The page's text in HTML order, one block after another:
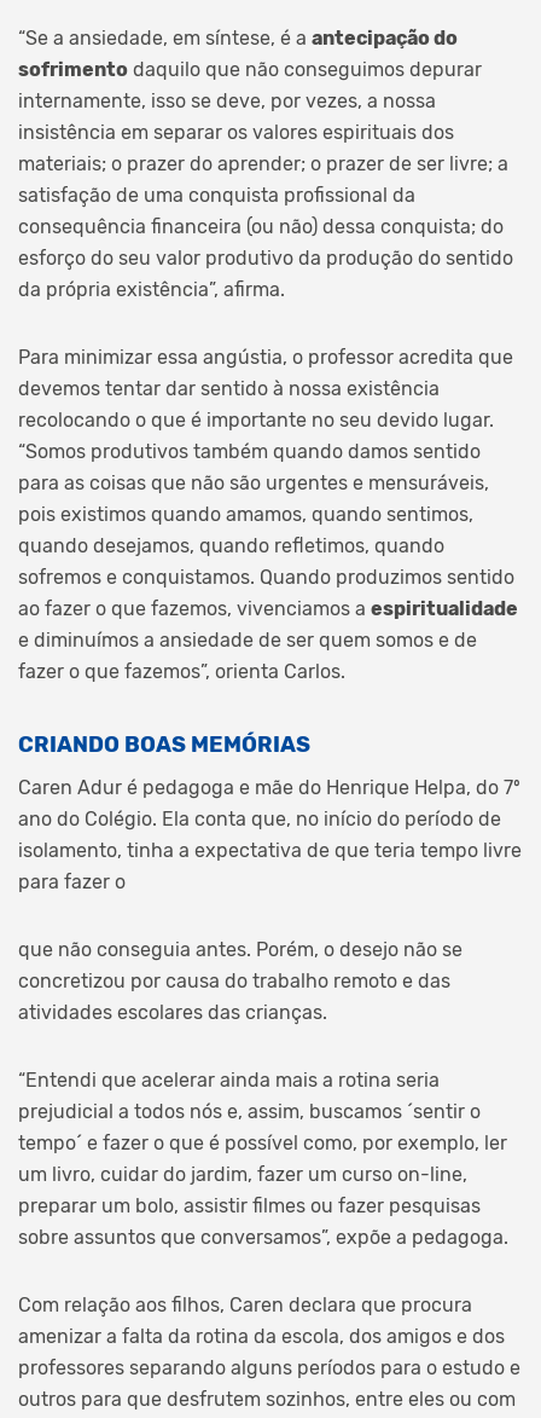
“Se a ansiedade, em síntese, é a antecipação do
sofrimento daquilo que não conseguimos depurar
internamente, isso se deve, por vezes, a nossa
insistência em separar os valores espirituais dos
materiais; o prazer do aprender; o prazer de ser livre; a
satisfação de uma conquista profissional da
consequência financeira (ou não) dessa conquista; do
esforço do seu valor produtivo da produção do sentido
da própria existência”, afirma.
Para minimizar essa angústia, o professor acredita que
devemos tentar dar sentido à nossa existência
recolocando o que é importante no seu devido lugar.
“Somos produtivos também quando damos sentido
para as coisas que não são urgentes e mensuráveis,
pois existimos quando amamos, quando sentimos,
quando desejamos, quando refletimos, quando
sofremos e conquistamos. Quando produzimos sentido
ao fazer o que fazemos, vivenciamos a espiritualidade
e diminuímos a ansiedade de ser quem somos e de
fazer o que fazemos”, orienta Carlos.
CRIANDO BOAS MEMÓRIAS
Caren Adur é pedagoga e mãe do Henrique Helpa, do 7º
ano do Colégio. Ela conta que, no início do período de
isolamento, tinha a expectativa de que teria tempo livre
para fazer o
que não conseguia antes. Porém, o desejo não se
concretizou por causa do trabalho remoto e das
atividades escolares das crianças.
“Entendi que acelerar ainda mais a rotina seria
prejudicial a todos nós e, assim, buscamos ´sentir o
tempo´ e fazer o que é possível como, por exemplo, ler
um livro, cuidar do jardim, fazer um curso on-line,
preparar um bolo, assistir filmes ou fazer pesquisas
sobre assuntos que conversamos”, expõe a pedagoga.
Com relação aos filhos, Caren declara que procura
amenizar a falta da rotina da escola, dos amigos e dos
professores separando alguns períodos para o estudo e
outros para que desfrutem sozinhos, entre eles ou com